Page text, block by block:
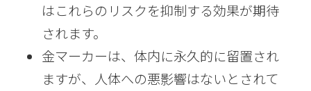
はこれらのリスクを抑制する効果が期待
されます。
金マーカーは、体内に永久的に留置され
ますが、人体への悪影響はないとされて